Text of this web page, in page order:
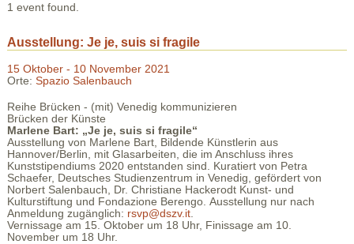
1 event found.
Ausstellung: Je je, suis si fragile
15 Oktober - 10 November 2021
Orte: Spazio Salenbauch
Reihe Brücken - (mit) Venedig kommunizieren
Brücken der Künste
Marlene Bart: „Je je, suis si fragile“
Ausstellung von Marlene Bart, Bildende Künstlerin aus
Hannover/Berlin, mit Glasarbeiten, die im Anschluss ihres
Kunststipendiums 2020 entstanden sind. Kuratiert von Petra
Schaefer, Deutsches Studienzentrum in Venedig, gefördert von
Norbert Salenbauch, Dr. Christiane Hackerodt Kunst- und
Kulturstiftung und Fondazione Berengo. Ausstellung nur nach
Anmeldung zugänglich: rsvp@dszv.it.
Vernissage am 15. Oktober um 18 Uhr, Finissage am 10.
November um 18 Uhr.